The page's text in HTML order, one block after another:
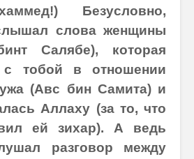
Безусловно,
слова женщины
Салябе), которая
с тобой в отношении
(Авс бин Самита) и
Аллаху (за то, что
ей зихар). А ведь
разговор между